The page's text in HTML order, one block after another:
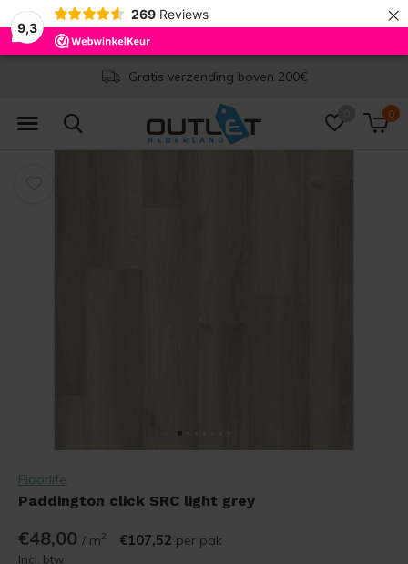
9,3
269 Reviews ×
0
Gratis verzending boven 200€
Floorlife
Paddington click SRC light grey
€48,00 / m2 €107,52 per pak
Incl. btw